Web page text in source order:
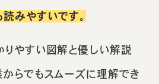
みやすいです。
やすい図解と優しい解説
らでもスムーズに理解でき